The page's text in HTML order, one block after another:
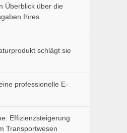
Überblick über die
Ihres
schlägt sie
professionelle E-
Effizienzsteigerung
Transportwesen